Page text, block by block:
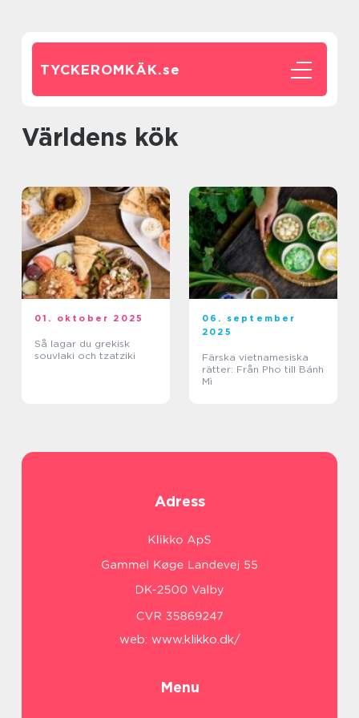
TYCKEROMKÄK.se
Världens kök
01. oktober 2025
Så lagar du grekisk
souvlaki och tzatziki
06. september
2025
Färska vietnamesiska
rätter: Från Pho till Bánh
Mì
Adress
web: www.klikko.dk/
Menu